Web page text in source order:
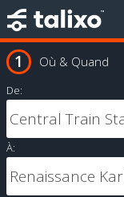
Où & Quand
De:
À: